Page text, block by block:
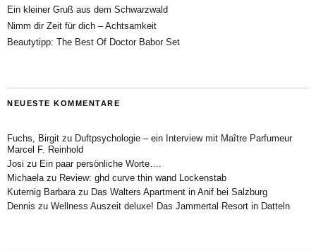
Ein kleiner Gruß aus dem Schwarzwald
Nimm dir Zeit für dich – Achtsamkeit
Beautytipp: The Best Of Doctor Babor Set
NEUESTE KOMMENTARE
Fuchs, Birgit zu Duftpsychologie – ein Interview mit Maître Parfumeur
Marcel F. Reinhold
Josi zu Ein paar persönliche Worte….
Michaela zu Review: ghd curve thin wand Lockenstab
Kuternig Barbara zu Das Walters Apartment in Anif bei Salzburg
Dennis zu Wellness Auszeit deluxe! Das Jammertal Resort in Datteln